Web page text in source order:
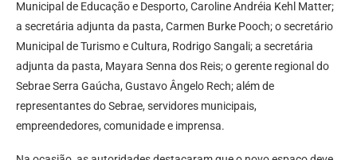
Municipal de Educação e Desporto, Caroline Andréia Kehl Matter;
a secretária adjunta da pasta, Carmen Burke Pooch; o secretário
Municipal de Turismo e Cultura, Rodrigo Sangali; a secretária
adjunta da pasta, Mayara Senna dos Reis; o gerente regional do
Sebrae Serra Gaúcha, Gustavo Ângelo Rech; além de
representantes do Sebrae, servidores municipais,
empreendedores, comunidade e imprensa.